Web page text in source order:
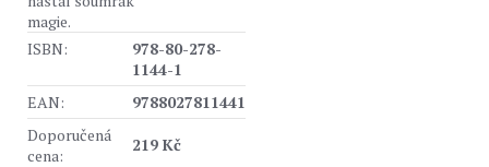
magie.
ISBN:
978-80-278-
1144-1
EAN:
9788027811441
Doporučená
cena:
219 Kč